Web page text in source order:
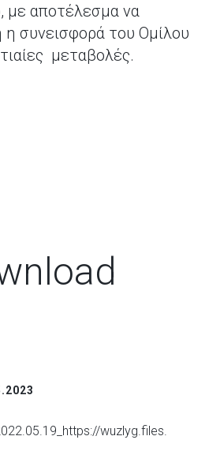
με αποτέλεσμα να
συνεισφορά του Ομίλου
μεταβολές.